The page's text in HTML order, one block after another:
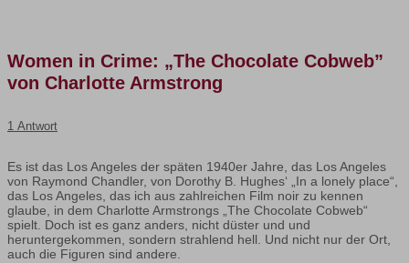
Women in Crime: „The Chocolate Cobweb”
von Charlotte Armstrong
1 Antwort
Es ist das Los Angeles der späten 1940er Jahre, das Los Angeles
von Raymond Chandler, von Dorothy B. Hughes‘ „In a lonely place“,
das Los Angeles, das ich aus zahlreichen Film noir zu kennen
glaube, in dem Charlotte Armstrongs „The Chocolate Cobweb“
spielt. Doch ist es ganz anders, nicht düster und und
heruntergekommen, sondern strahlend hell. Und nicht nur der Ort,
auch die Figuren sind andere.